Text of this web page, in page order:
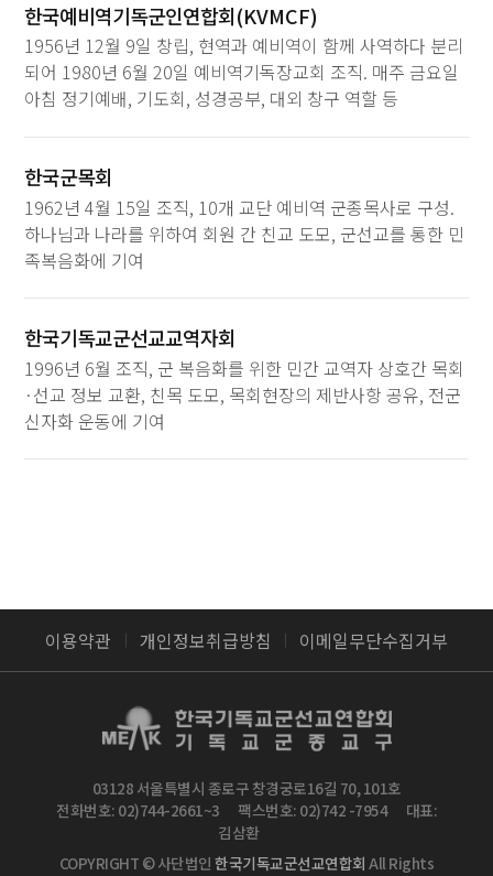
한국예비역기독군인연합회(KVMCF)
1956년 12월 9일 창립, 현역과 예비역이 함께 사역하다 분리
되어 1980년 6월 20일 예비역기독장교회 조직. 매주 금요일
아침 정기예배, 기도회, 성경공부, 대외 창구 역할 등
한국군목회
1962년 4월 15일 조직, 10개 교단 예비역 군종목사로 구성.
하나님과 나라를 위하여 회원 간 친교 도모, 군선교를 통한 민
족복음화에 기여
한국기독교군선교교역자회
1996년 6월 조직, 군 복음화를 위한 민간 교역자 상호간 목회
·선교 정보 교환, 친목 도모, 목회현장의 제반사항 공유, 전군
신자화 운동에 기여
이용약관 개인정보취급방침 이메일무단수집거부
03128 서울특별시 종로구 창경궁로16길 70, 101호
전화번호: 02)744-2661~3
팩스번호: 02)742 -7954
대표:
김삼환
COPYRIGHT © 사단법인한국기독교군선교연합회 All Rights